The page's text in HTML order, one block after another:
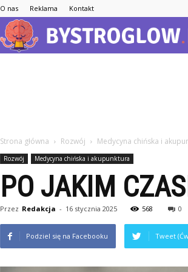
O nas Reklama Kontakt
Strona główna Rozwój Medycyna chińska i
Rozwój Medycyna chińska i akupunktura
PO JAKIM
Przez Redakcja - 16 stycznia 2025 568 0
Podziel się na Facebooku Tweet